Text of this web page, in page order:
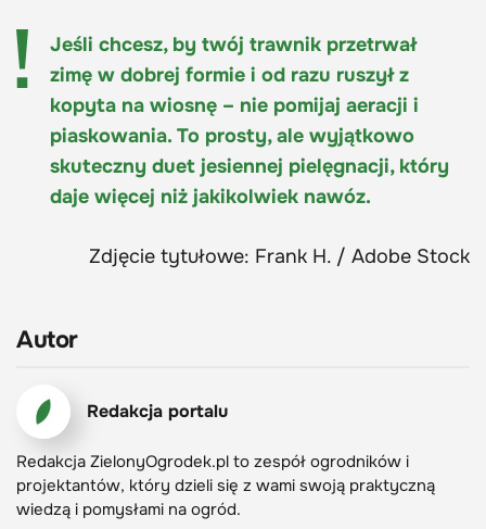
Jeśli chcesz, by twój trawnik przetrwał
zimę w dobrej formie i od razu ruszył z
kopyta na wiosnę – nie pomijaj aeracji i
piaskowania. To prosty, ale wyjątkowo
skuteczny duet jesiennej pielęgnacji, który
daje więcej niż jakikolwiek nawóz.
Zdjęcie tytułowe: Frank H. / Adobe Stock
Autor
Redakcja portalu
Redakcja ZielonyOgrodek.pl to zespół ogrodników i
projektantów, który dzieli się z wami swoją praktyczną
wiedzą i pomysłami na ogród.